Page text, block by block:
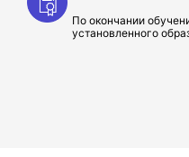
По окончании
установленного